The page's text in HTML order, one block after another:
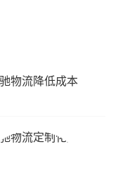
物流降低成本